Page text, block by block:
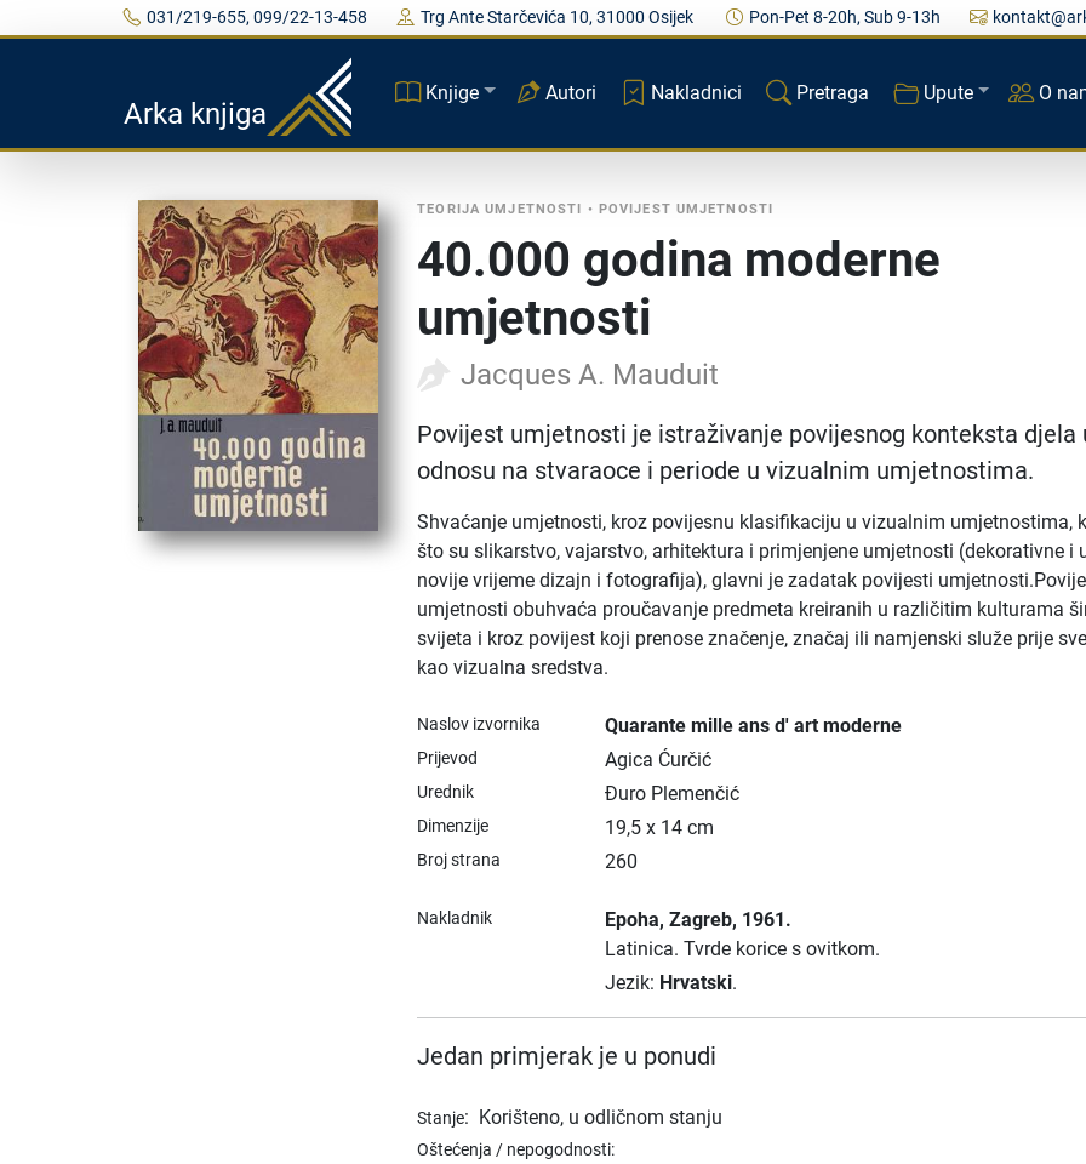
031/219-655, 099/22-13-458 Trg Ante Starčevića 10, 31000 Osijek Pon-Pet 8-20h, Sub 9-13h
Arka knjiga
Knjige Autori Nakladnici Pretraga Upute O
TEORIJA UMJETNOSTI • POVIJEST UMJETNOSTI
40.000 godina moderne
umjetnosti
Jacques A. Mauduit
Povijest umjetnosti je istraživanje povijesnog konteksta djela
odnosu na stvaraoce i periode u vizualnim umjetnostima.
Shvaćanje umjetnosti, kroz povijesnu klasifikaciju u vizualnim umjetnostima,
što su slikarstvo, vajarstvo, arhitektura i primjenjene umjetnosti (dekorativne i
novije vrijeme dizajn i fotografija), glavni je zadatak povijesti
umjetnosti obuhvaća proučavanje predmeta kreiranih u različitim kulturama
svijeta i kroz povijest koji prenose značenje, značaj ili namjenski služe prije
kao vizualna sredstva.
Naslov izvornika Quarante mille ans d' art moderne
Prijevod Agica Ćurčić
Urednik Đuro Plemenčić
Dimenzije 19,5 x 14 cm
Broj strana 260
Nakladnik Epoha, Zagreb, 1961.
Latinica. Tvrde korice s ovitkom.
Jezik: Hrvatski.
Jedan primjerak je u ponudi
Stanje: Korišteno, u odličnom stanju
Oštećenja / nepogodnosti: